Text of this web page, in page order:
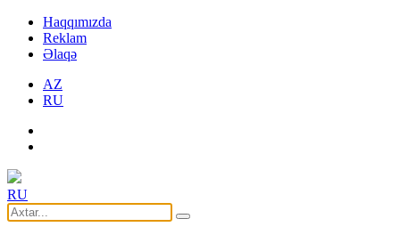
Haqqımızda
Reklam
Əlaqə
AZ
RU
RU